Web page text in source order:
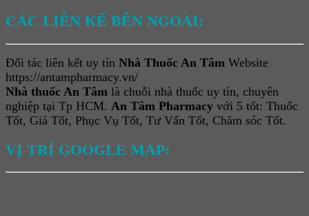
CÁC LIÊN KẾ BÊN NGOÀI:
Đối tác liên kết uy tín Nhà Thuốc An Tâm Website
https://antampharmacy.vn/
Nhà thuốc An Tâm là chuỗi nhà thuốc uy tín, chuyên
nghiệp tại Tp HCM. An Tâm Pharmacy với 5 tốt: Thuốc
Tốt, Giá Tốt, Phục Vụ Tốt, Tư Vấn Tốt, Chăm sóc Tốt.
VỊ TRÍ GOOGLE MAP: